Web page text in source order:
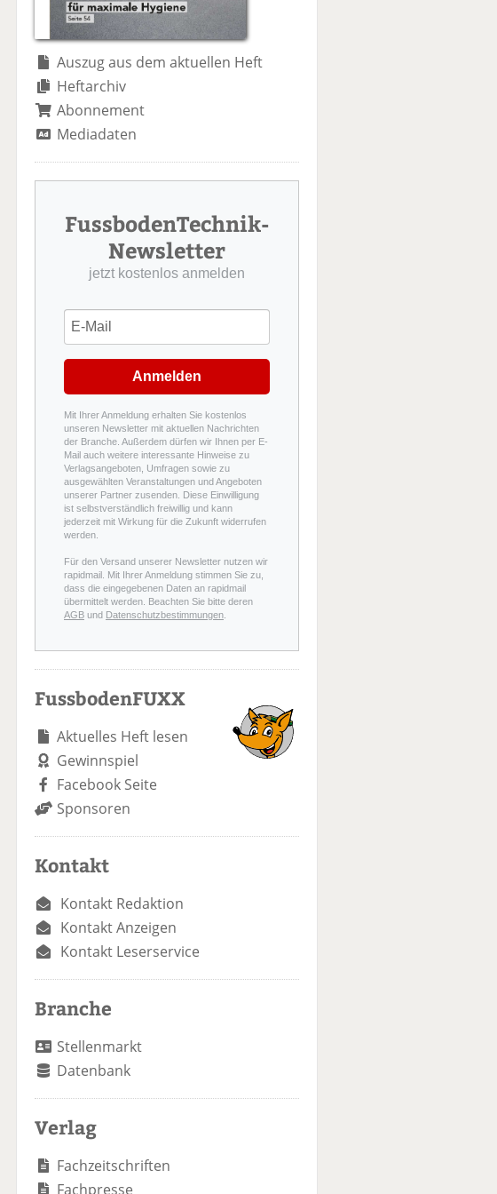
Auszug aus dem aktuellen Heft
Heftarchiv
Abonnement
Mediadaten
FussbodenTechnik-
Newsletter
jetzt kostenlos anmelden
Anmelden
Mit Ihrer Anmeldung erhalten Sie kostenlos
unseren Newsletter mit aktuellen Nachrichten
der Branche. Außerdem dürfen wir Ihnen per E-
Mail auch weitere interessante Hinweise zu
Verlagsangeboten, Umfragen sowie zu
ausgewählten Veranstaltungen und Angeboten
unserer Partner zusenden. Diese Einwilligung
ist selbstverständlich freiwillig und kann
jederzeit mit Wirkung für die Zukunft widerrufen
werden.
Für den Versand unserer Newsletter nutzen wir
rapidmail. Mit Ihrer Anmeldung stimmen Sie zu,
dass die eingegebenen Daten an rapidmail
übermittelt werden. Beachten Sie bitte deren
AGB und Datenschutzbestimmungen.
FussbodenFUXX
Aktuelles Heft lesen
Gewinnspiel
Facebook Seite
Sponsoren
Kontakt
Kontakt Redaktion
Kontakt Anzeigen
Kontakt Leserservice
Branche
Stellenmarkt
Datenbank
Verlag
Fachzeitschriften
Fachpresse